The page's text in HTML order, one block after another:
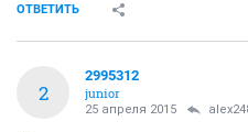
ОТВЕТИТЬ
2
2995312
junior
25 апреля 2015